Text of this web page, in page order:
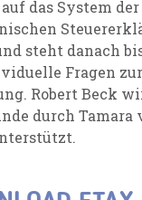
das System der
steht danach
Fragen zur
Robert Beck
durch Tamara